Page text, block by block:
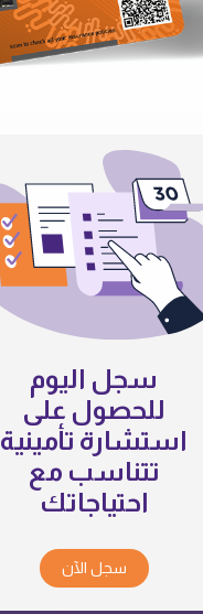
سجل اليوم
للحصول على
استشارة تأمينية
تتناسب مع
احتياجاتك
سجل الآن